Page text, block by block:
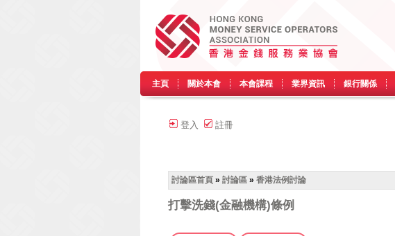
主頁 關於本會 本會課程 業界資訊 銀行關係
登入 註冊
討論區首頁 » 討論區 » 香港法例討論
打擊洗錢(金融機構)條例